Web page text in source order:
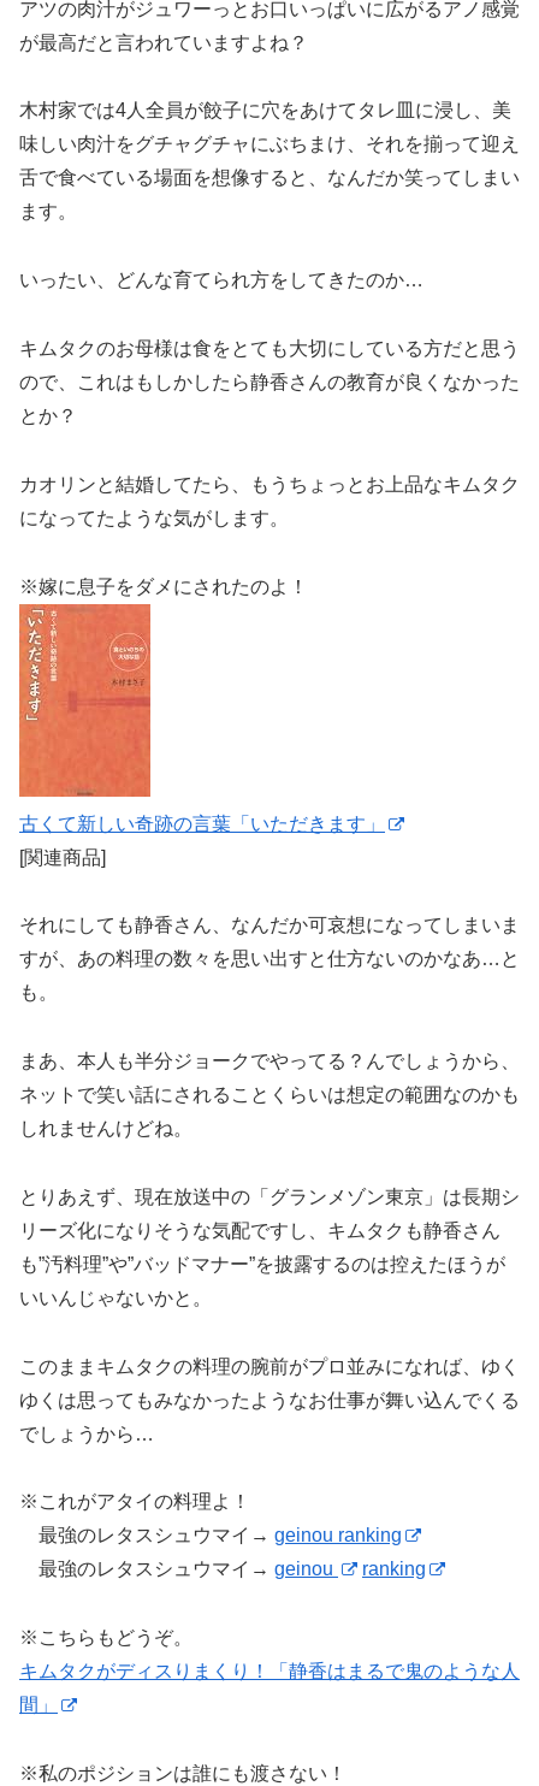
アツの肉汁がジュワーっとお口いっぱいに広がるアノ感覚
が最高だと言われていますよね？
木村家では4人全員が餃子に穴をあけてタレ皿に浸し、美
味しい肉汁をグチャグチャにぶちまけ、それを揃って迎え
舌で食べている場面を想像すると、なんだか笑ってしまい
ます。
いったい、どんな育てられ方をしてきたのか…
キムタクのお母様は食をとても大切にしている方だと思う
ので、これはもしかしたら静香さんの教育が良くなかった
とか？
カオリンと結婚してたら、もうちょっとお上品なキムタク
になってたような気がします。
※嫁に息子をダメにされたのよ！
古くて新しい奇跡の言葉「いただきます」
[関連商品]
それにしても静香さん、なんだか可哀想になってしまいま
すが、あの料理の数々を思い出すと仕方ないのかなあ…と
も。
まあ、本人も半分ジョークでやってる？んでしょうから、
ネットで笑い話にされることくらいは想定の範囲なのかも
しれませんけどね。
とりあえず、現在放送中の「グランメゾン東京」は長期シ
リーズ化になりそうな気配ですし、キムタクも静香さん
も”汚料理”や”バッドマナー”を披露するのは控えたほうが
いいんじゃないかと。
このままキムタクの料理の腕前がプロ並みになれば、ゆく
ゆくは思ってもみなかったようなお仕事が舞い込んでくる
でしょうから…
※これがアタイの料理よ！
最強のレタスシュウマイ→ geinou ranking
最強のレタスシュウマイ→ geinou ranking
※こちらもどうぞ。
キムタクがディスりまくり！「静香はまるで鬼のような人
間」
※私のポジションは誰にも渡さない！